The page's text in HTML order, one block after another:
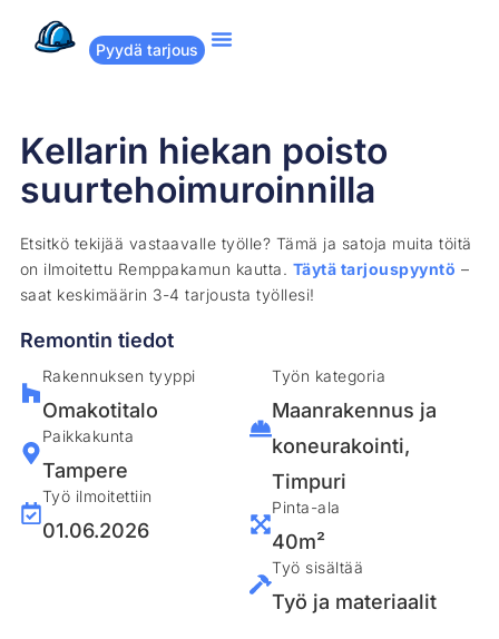
Pyydä tarjous
Kellarin hiekan poisto
suurtehoimuroinnilla
Etsitkö tekijää vastaavalle työlle? Tämä ja satoja muita töitä
on ilmoitettu Remppakamun kautta. Täytä tarjouspyyntö –
saat keskimäärin 3-4 tarjousta työllesi!
Remontin tiedot
Rakennuksen tyyppi
Omakotitalo
Paikkakunta
Tampere
Työ ilmoitettiin
01.06.2026
Työn kategoria
Maanrakennus ja
koneurakointi,
Timpuri
Pinta-ala
40m²
Työ sisältää
Työ ja materiaalit